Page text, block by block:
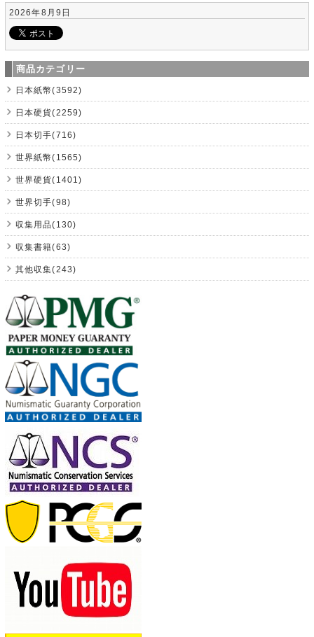
2026年8月9日
商品カテゴリー
日本紙幣(3592)
日本硬貨(2259)
日本切手(716)
世界紙幣(1565)
世界硬貨(1401)
世界切手(98)
収集用品(130)
収集書籍(63)
其他収集(243)